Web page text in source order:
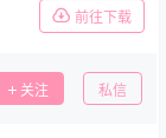
前往下载
关注 私信